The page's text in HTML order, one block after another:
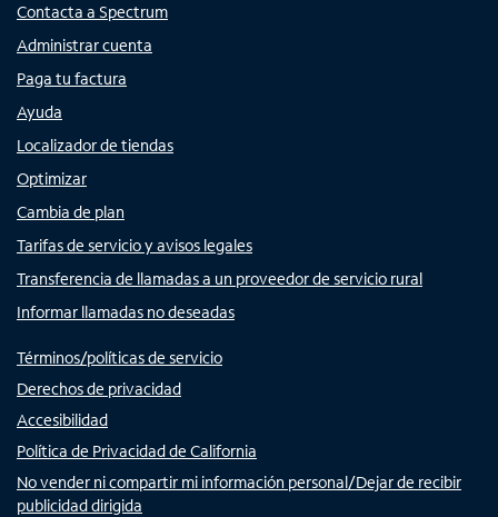
Contacta a Spectrum
Administrar cuenta
Paga tu factura
Ayuda
Localizador de tiendas
Optimizar
Cambia de plan
Tarifas de servicio y avisos legales
Transferencia de llamadas a un proveedor de servicio rural
Informar llamadas no deseadas
Términos/políticas de servicio
Derechos de privacidad
Accesibilidad
Política de Privacidad de California
No vender ni compartir mi información personal/Dejar de recibir
publicidad dirigida